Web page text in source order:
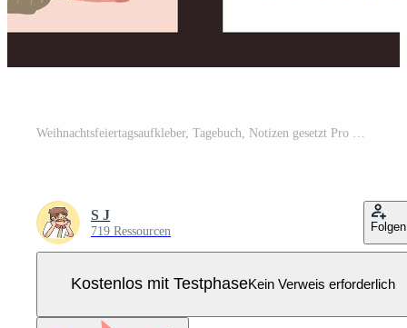
S J
719 Ressourcen Folgen
Kostenlos mit TestphaseKein Verweis erforderlich